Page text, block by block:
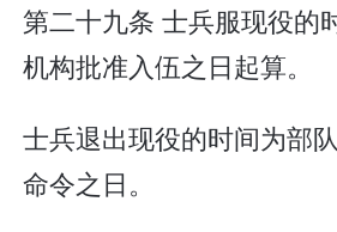
第二十九条 士兵服现役的
机构批准入伍之日起算。
士兵退出现役的时间为部
命令之日。